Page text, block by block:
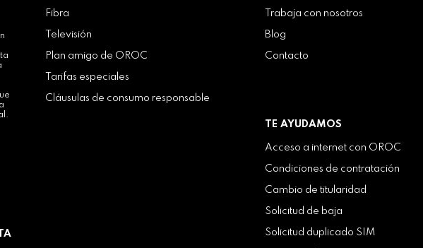
Fibra
Televisión
Plan amigo de OROC
Tarifas especiales
Cláusulas de consumo responsable
Trabaja con nosotros
Blog
Contacto
TE AYUDAMOS
Acceso a internet con OROC
Condiciones de contratación
Cambio de titularidad
Solicitud de baja
Solicitud duplicado SIM